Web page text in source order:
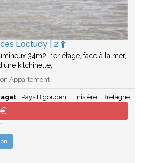
Loctudy | 2
34m2, 1er étage, face à la mer,
kitchinette,…
Appartement
Pays Bigouden Finistère Bretagne